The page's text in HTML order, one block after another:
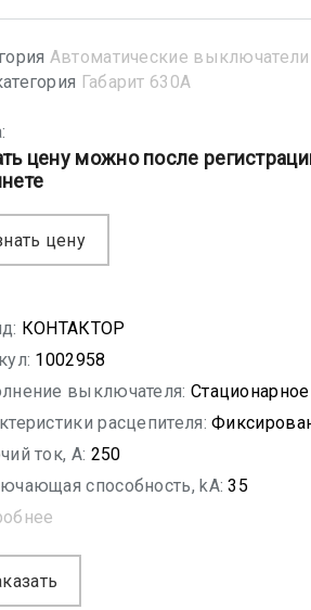
Автоматические выключатели
Габарит 630А
цену можно после
цену
КОНТАКТОР
1002958
выключателя: Стационарное
расцепителя:
ток, A: 250
способность, kA: 35